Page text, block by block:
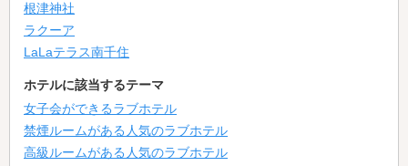
根津神社
ラクーア
LaLaテラス南千住
ホテルに該当するテーマ
女子会ができるラブホテル
禁煙ルームがある人気のラブホテル
高級ルームがある人気のラブホテル